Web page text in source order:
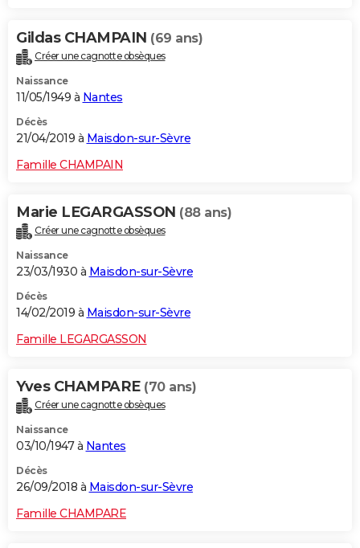
Gildas CHAMPAIN (69 ans)
Créer une cagnotte obsèques
Naissance
11/05/1949 à Nantes
Décès
21/04/2019 à Maisdon-sur-Sèvre
Famille CHAMPAIN
Marie LEGARGASSON (88 ans)
Créer une cagnotte obsèques
Naissance
23/03/1930 à Maisdon-sur-Sèvre
Décès
14/02/2019 à Maisdon-sur-Sèvre
Famille LEGARGASSON
Yves CHAMPARE (70 ans)
Créer une cagnotte obsèques
Naissance
03/10/1947 à Nantes
Décès
26/09/2018 à Maisdon-sur-Sèvre
Famille CHAMPARE